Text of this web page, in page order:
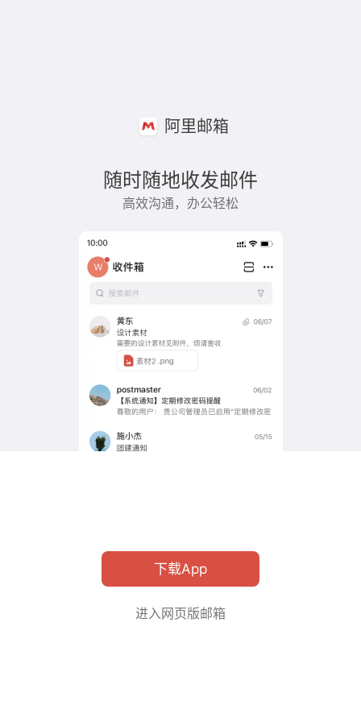
阿里邮箱
随时随地收发邮件
高效沟通，办公轻松
下载App
进入网页版邮箱